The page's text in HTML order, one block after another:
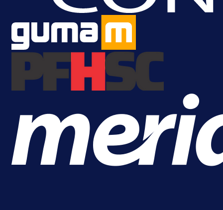
je Barbarez rekao o transferu
Alajbegovića u Juventus!
18 h 41 min